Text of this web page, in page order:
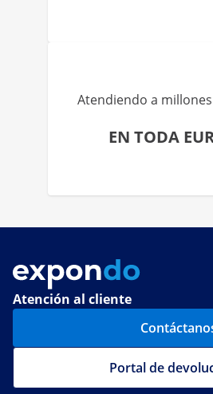
Atendiendo a
EN TODA
Atención al cliente
Portal de